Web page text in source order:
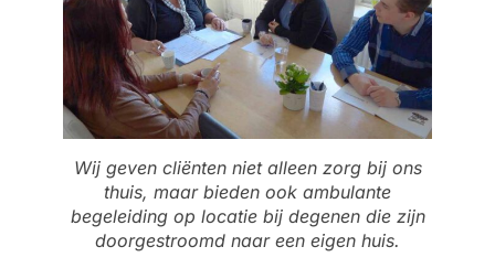
Wij geven cliënten niet alleen zorg bij ons
thuis, maar bieden ook ambulante
begeleiding op locatie bij degenen die zijn
doorgestroomd naar een eigen huis.